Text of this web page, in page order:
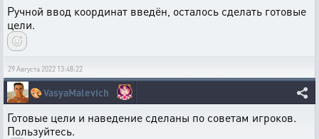
Ручной ввод координат введён, осталось сделать готовые
цели.
29 Августа 2022 13:48:22
🎨VasyaMalevich
Готовые цели и наведение сделаны по советам игроков.
Пользуйтесь.